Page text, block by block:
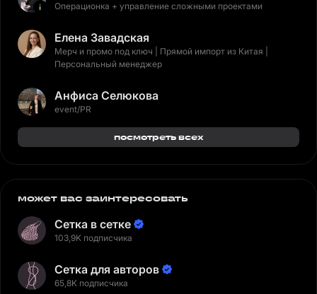
Операционка + управление сложными проектами
Елена Завадская
Мерч и промо под ключ | Прямой импорт из Китая |
Персональный менеджер
Анфиса Селюкова
event/PR
посмотреть всех
может вас заинтересовать
Сетка в сетке
103,9K подписчика
Сетка для авторов
65,8K подписчика